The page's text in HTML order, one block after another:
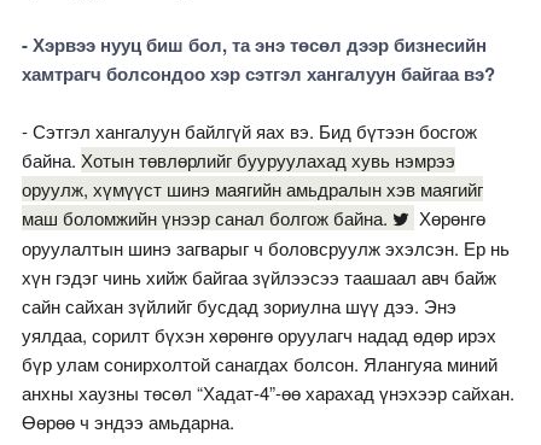
- Хэрвээ нууц биш бол, та энэ төсөл дээр бизнесийн
хамтрагч болсондоо хэр сэтгэл хангалуун байгаа вэ?
- Сэтгэл хангалуун байлгүй яах вэ. Бид бүтээн босгож
байна. Хотын төвлөрлийг бууруулахад хувь нэмрээ
оруулж, хүмүүст шинэ маягийн амьдралын хэв маягийг
маш боломжийн үнээр санал болгож байна.
Хөрөнгө
оруулалтын шинэ загварыг ч боловсруулж эхэлсэн. Ер нь
хүн гэдэг чинь хийж байгаа зүйлээсээ таашаал авч байж
сайн сайхан зүйлийг бусдад зориулна шүү дээ. Энэ
уялдаа, сорилт бүхэн хөрөнгө оруулагч надад өдөр ирэх
бүр улам сонирхолтой санагдах болсон. Ялангуяа миний
анхны хаузны төсөл “Хадат-4”-өө харахад үнэхээр сайхан.
Өөрөө ч эндээ амьдарна.